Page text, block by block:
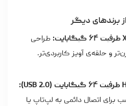
برندهای دیگر
طراحی
و حلقه‌ی آویز کاربردی‌تر.
برای اتصال دائمی به لپ‌تاپ یا